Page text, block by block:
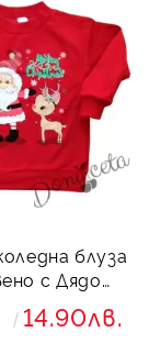
блуза
с Дядо
и еленче
14.90лв.